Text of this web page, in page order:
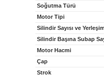
Soğutma Türü
Motor Tipi
Silindir Sayısı ve
Silindir Başına Subap
Motor Hacmi
Çap
Strok